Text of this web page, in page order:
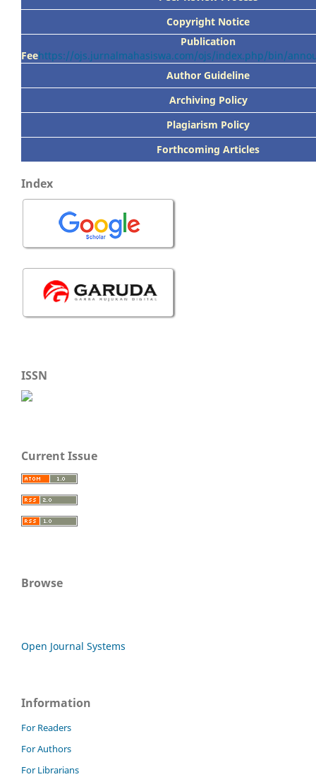
Copyright Notice
Publication
Feehttps://ojs.jurnalmahasiswa.com/ojs/index.php/bin/
Author Guideline
Archiving Policy
Plagiarism Policy
Forthcoming Articles
Index
ISSN
Current Issue
Browse
Open Journal Systems
Information
For Readers
For Authors
For Librarians